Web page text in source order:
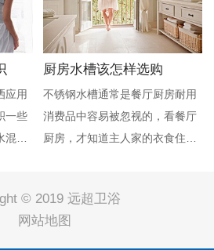
应用
一些
乱
厨房水槽该怎样选购
不锈钢水槽通常是餐厅厨房耐用
消费品中容易被忽视的，看餐厅
厨房，才知道主人家的衣食住行
© 2019 远超卫浴
网站地图